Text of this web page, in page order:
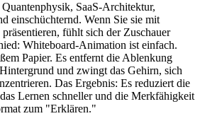
SaaS-Architektur,
einschüchternd. Wenn Sie sie mit
fühlt sich der Zuschauer
Whiteboard-Animation ist einfach.
Papier. Es entfernt die Ablenkung
und zwingt das Gehirn, sich
Das Ergebnis: Es reduziert die
Lernen schneller und die Merkfähigkeit
zum "Erklären."